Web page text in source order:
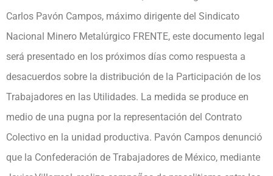
Carlos Pavón Campos, máximo dirigente del Sindicato
Nacional Minero Metalúrgico FRENTE, este documento legal
será presentado en los próximos días como respuesta a
desacuerdos sobre la distribución de la Participación de los
Trabajadores en las Utilidades. La medida se produce en
medio de una pugna por la representación del Contrato
Colectivo en la unidad productiva. Pavón Campos denunció
que la Confederación de Trabajadores de México, mediante